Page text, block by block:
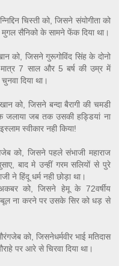
चिस्ती को, जिसने संयोगीता को
सैनिको के सामने फेंक दिया था।
को, जिसने गुरूगोविंद सिंह के दोनो
7 साल और 5 बर्ष की उम्र में
दिया था।
को, जिसने बन्दा बैरागी की चमडी
जलाया जब तक उसकी हड्डियां ना
स्वीकार नही किया!
को, जिसने पहले संभाजी महाराज
बाद मे उन्हीं गरम सलियों से पुरे
ने हिंदू धर्म नही छोड़ा था।
को, जिसने हेमू के 72वर्षीय
कबूल ना करने पर उसके सिर को धड़ से
को, जिसनेधर्मवीर भाई मतिदास
पर आरे से चिरवा दिया था।